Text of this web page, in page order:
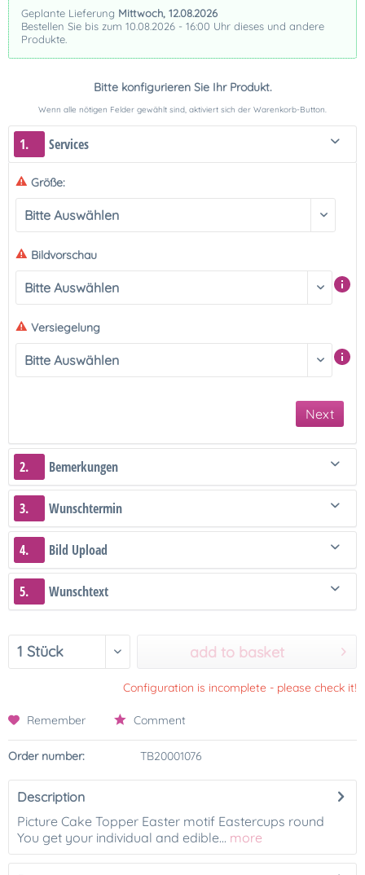
Geplante Lieferung Mittwoch, 12.08.2026
Bestellen Sie bis zum 10.08.2026 - 16:00 Uhr dieses und andere
Produkte.
Bitte konfigurieren Sie Ihr Produkt.
Wenn alle nötigen Felder gewählt sind, aktiviert sich der Warenkorb-Button.
1. Services
Größe:
Bildvorschau
Versiegelung
Next
2. Bemerkungen
3. Wunschtermin
4. Bild Upload
5. Wunschtext
add to basket
Configuration is incomplete - please check it!
Remember Comment
Order number: TB20001076
Description
Picture Cake Topper Easter motif Eastercups round
You get your individual and edible... more